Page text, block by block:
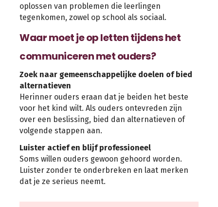
oplossen van problemen die leerlingen
tegenkomen, zowel op school als sociaal.
Waar moet je op letten tijdens het
communiceren met ouders?
Zoek naar gemeenschappelijke doelen of bied
alternatieven
Herinner ouders eraan dat je beiden het beste
voor het kind wilt. Als ouders ontevreden zijn
over een beslissing, bied dan alternatieven of
volgende stappen aan.
Luister actief en blijf professioneel
Soms willen ouders gewoon gehoord worden.
Luister zonder te onderbreken en laat merken
dat je ze serieus neemt.